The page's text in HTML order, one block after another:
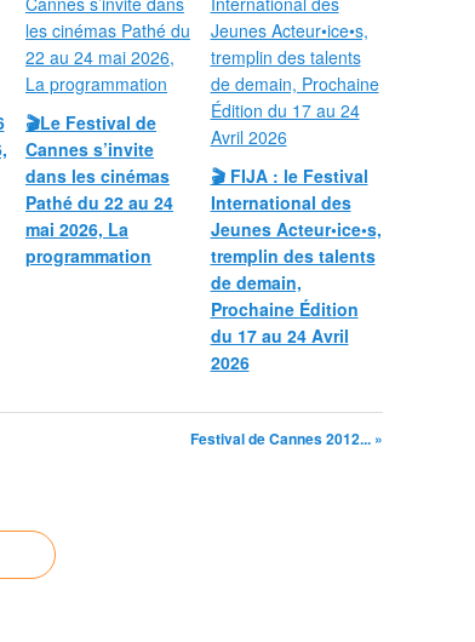
🎬Le Festival de
Cannes s’invite
dans les cinémas
Pathé du 22 au 24
mai 2026, La
programmation
🎬 FIJA : le Festival
International des
Jeunes Acteur•ice•s,
tremplin des talents
de demain,
Prochaine Édition
du 17 au 24 Avril
2026
Festival de Cannes 2012... »